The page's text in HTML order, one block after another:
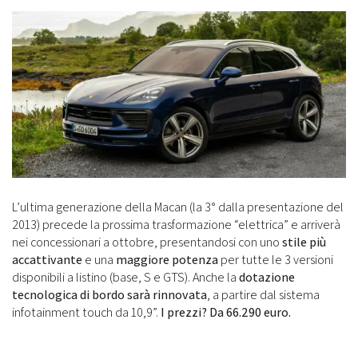
L’ultima generazione della Macan (la 3° dalla presentazione del
2013) precede la prossima trasformazione “elettrica” e arriverà
nei concessionari a ottobre, presentandosi con unostile più
accattivantee una maggiore potenzaper tutte le 3 versioni
disponibili a listino (base, S e GTS). Anche ladotazione
tecnologica di bordo sarà rinnovata, a partire dal sistema
infotainment touch da 10,9”. I prezzi? Da 66.290 euro.